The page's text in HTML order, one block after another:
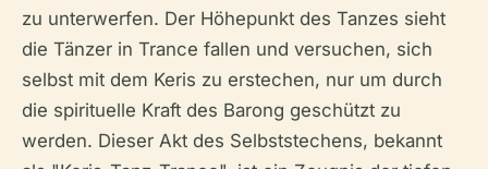
zu unterwerfen. Der Höhepunkt des Tanzes sieht
die Tänzer in Trance fallen und versuchen, sich
selbst mit dem Keris zu erstechen, nur um durch
die spirituelle Kraft des Barong geschützt zu
werden. Dieser Akt des Selbststechens, bekannt